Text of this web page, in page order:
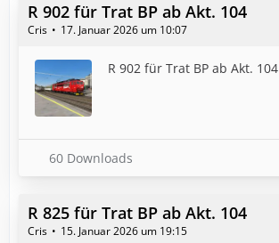
R 902 für Trat BP ab Akt. 104
Cris 17. Januar 2026 um 10:07
R 902 für Trat BP ab Akt. 104
60 Downloads
R 825 für Trat BP ab Akt. 104
Cris 15. Januar 2026 um 19:15